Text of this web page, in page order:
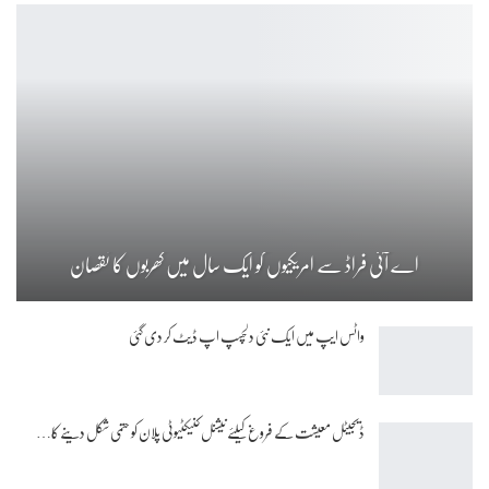
اے آئی فراڈ سے امریکیوں کو ایک سال میں کھربوں کا نقصان
واٹس ایپ میں ایک نئی دلچسپ اپ ڈیٹ کر دی گئی
ڈیجیٹل معیشت کے فروغ کیلئے نیشنل کنیکٹیوٹی پلان کو حتمی شکل دینے کا…